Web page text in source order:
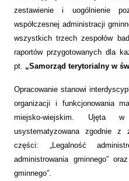
zestawienie i uogólnienie
współczesnej administracji
wszystkich trzech zespołów
raportów przygotowanych dla
pt. „Samorząd terytorialny w
Opracowanie stanowi
organizacji i funkcjonowania
miejsko-wiejskim. Ujęta
usystematyzowana zgodnie z
części: „Legalność
administrowania gminnego”
gminnego”.